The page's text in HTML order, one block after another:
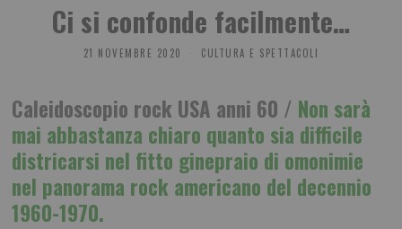
Ci si confonde facilmente…
21 NOVEMBRE 2020 CULTURA E SPETTACOLI
Caleidoscopio rock USA anni 60 / Non sarà
mai abbastanza chiaro quanto sia difficile
districarsi nel fitto ginepraio di omonimie
nel panorama rock americano del decennio
1960-1970.